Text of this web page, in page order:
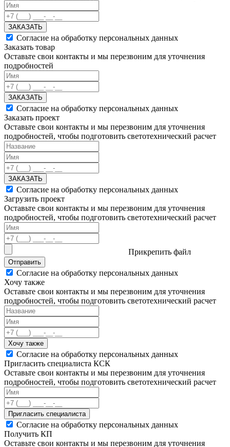
ЗАКАЗАТЬ
Согласие на обработку персональных данных
Заказать товар
Оставьте свои контакты и мы перезвоним для уточнения
подробностей
ЗАКАЗАТЬ
Согласие на обработку персональных данных
Заказать проект
Оставьте свои контакты и мы перезвоним для уточнения
подробностей, чтобы подготовить светотехнический расчет
ЗАКАЗАТЬ
Согласие на обработку персональных данных
Загрузить проект
Оставьте свои контакты и мы перезвоним для уточнения
подробностей, чтобы подготовить светотехнический расчет
Прикрепить файл
Отправить
Согласие на обработку персональных данных
Хочу также
Оставьте свои контакты и мы перезвоним для уточнения
подробностей, чтобы подготовить светотехнический расчет
Хочу также
Согласие на обработку персональных данных
Пригласить специалиста КСК
Оставьте свои контакты и мы перезвоним для уточнения
подробностей, чтобы подготовить светотехнический расчет
Пригласить специалиста
Согласие на обработку персональных данных
Получить КП
Оставьте свои контакты и мы перезвоним для уточнения